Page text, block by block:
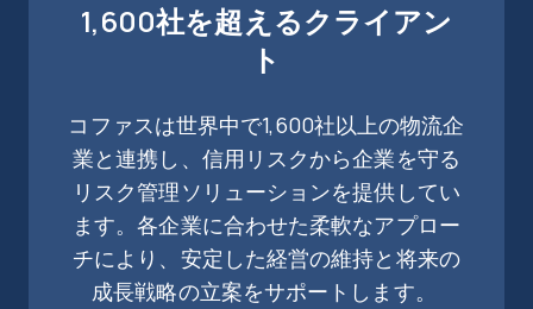
1,600社を超えるクライアン
ト
コファスは世界中で1,600社以上の物流企
業と連携し、信用リスクから企業を守る
リスク管理ソリューションを提供してい
ます。各企業に合わせた柔軟なアプロー
チにより、安定した経営の維持と将来の
成長戦略の立案をサポートします。